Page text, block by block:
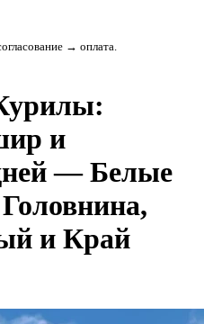
→ оплата.
и
— Белые
и Край